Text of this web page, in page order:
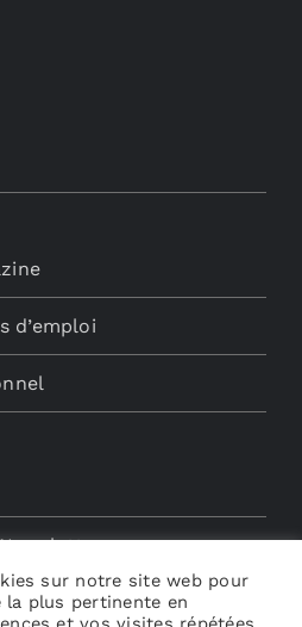
d’emploi
sur notre site web pour
plus pertinente en